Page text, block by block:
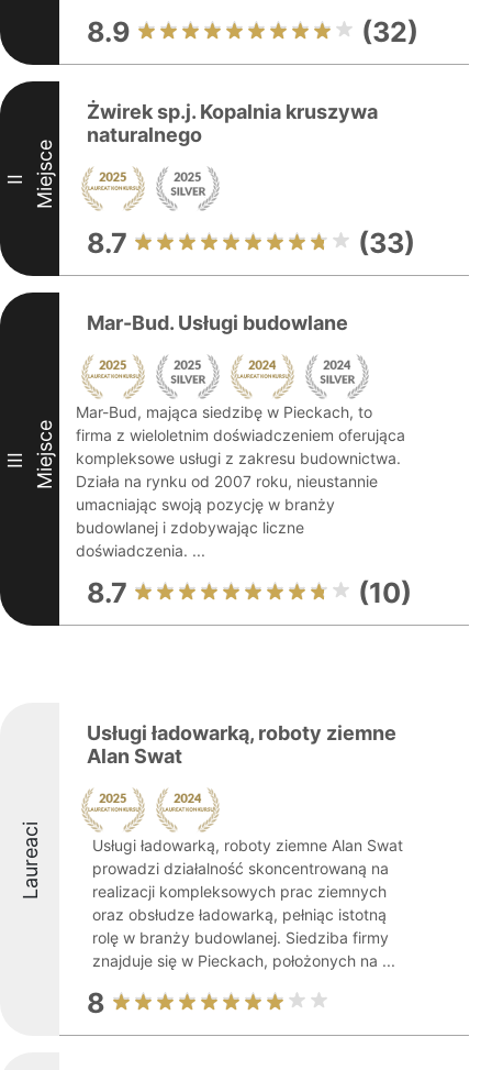
8.9 (32)
II Miejsce
Żwirek sp.j. Kopalnia kruszywa
naturalnego
8.7 (33)
III Miejsce
Mar-Bud. Usługi budowlane
Mar-Bud, mająca siedzibę w Pieckach, to
firma z wieloletnim doświadczeniem oferująca
kompleksowe usługi z zakresu budownictwa.
Działa na rynku od 2007 roku, nieustannie
umacniając swoją pozycję w branży
budowlanej i zdobywając liczne
doświadczenia. ...
8.7 (10)
Laureaci
Usługi ładowarką, roboty ziemne
Alan Swat
Usługi ładowarką, roboty ziemne Alan Swat
prowadzi działalność skoncentrowaną na
realizacji kompleksowych prac ziemnych
oraz obsłudze ładowarką, pełniąc istotną
rolę w branży budowlanej. Siedziba firmy
znajduje się w Pieckach, położonych na ...
8